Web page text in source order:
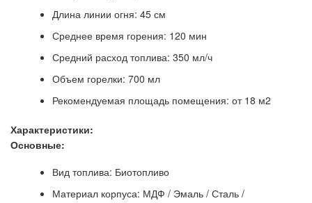
Длина линии огня: 45 см
Среднее время горения: 120 мин
Средний расход топлива: 350 мл/ч
Объем горелки: 700 мл
Рекомендуемая площадь помещения: от 18 м2
Характеристики:
Основные:
Вид топлива: Биотопливо
Материал корпуса: МДФ / Эмаль / Сталь /